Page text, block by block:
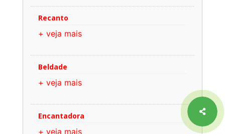
Recanto
+ veja mais
Beldade
+ veja mais
Encantadora
+ veja mais